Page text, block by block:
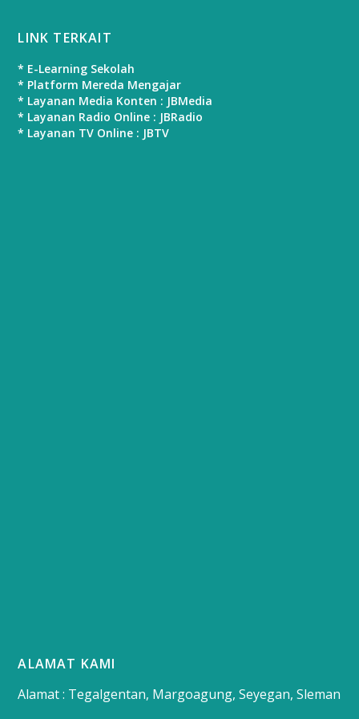
LINK TERKAIT
* E-Learning Sekolah
* Platform Mereda Mengajar
* Layanan Media Konten : JBMedia
* Layanan Radio Online : JBRadio
* Layanan TV Online : JBTV
ALAMAT KAMI
Alamat : Tegalgentan, Margoagung, Seyegan, Sleman